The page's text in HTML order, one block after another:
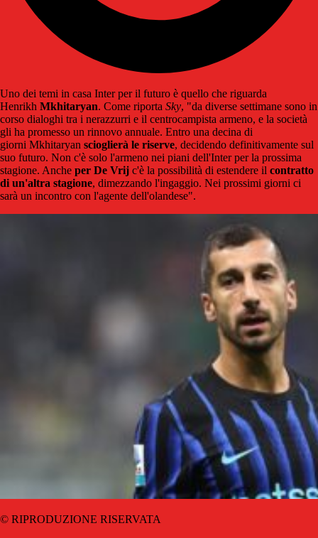
Uno dei temi in casa Inter per il futuro è quello che riguarda
Henrikh Mkhitaryan. Come riporta Sky, "da diverse settimane sono in
corso dialoghi tra i nerazzurri e il centrocampista armeno, e la società
gli ha promesso un rinnovo annuale. Entro una decina di
giorni Mkhitaryan scioglierà le riserve, decidendo definitivamente sul
suo futuro. Non c'è solo l'armeno nei piani dell'Inter per la prossima
stagione. Anche per De Vrij c'è la possibilità di estendere il contratto
di un'altra stagione, dimezzando l'ingaggio. Nei prossimi giorni ci
sarà un incontro con l'agente dell'olandese".
© RIPRODUZIONE RISERVATA